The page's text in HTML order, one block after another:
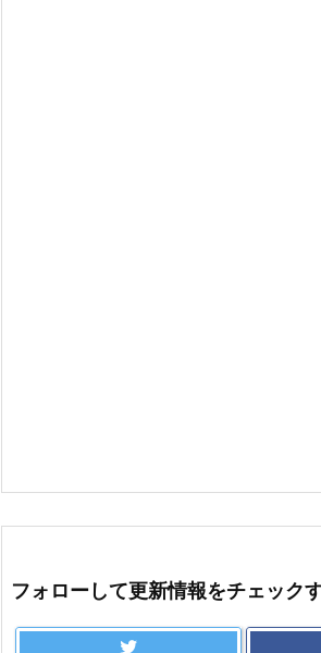
フォローして更新情報をチェック